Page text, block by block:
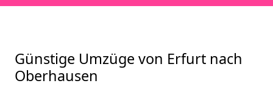
Günstige Umzüge von Erfurt nach
Oberhausen